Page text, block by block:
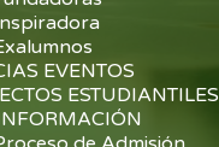
EVENTOS
ESTUDIANTILES